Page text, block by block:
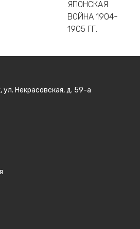
ЯПОНСКАЯ
ВОЙНА 1904-
1905 ГГ.
Некрасовская, д. 59-а